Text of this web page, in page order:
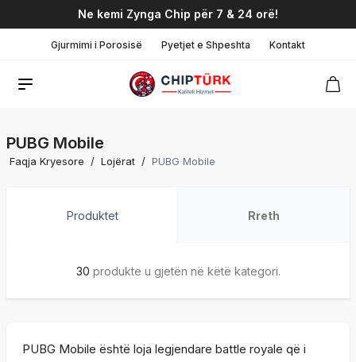
Ne kemi Zynga Chip për 7 & 24 orë!
Gjurmimi i Porosisë Pyetjet e Shpeshta Kontakt
PUBG Mobile
Faqja Kryesore / Lojërat / PUBG Mobile
Produktet Rreth
30 produkte u gjetën në këtë kategori.
PUBG Mobile është loja legjendare battle royale që i